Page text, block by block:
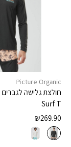
Picture Organic
חולצת גלישה לגברים
Surf T
₪269.90